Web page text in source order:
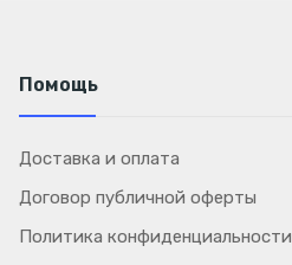
Помощь
Доставка и оплата
Договор публичной оферты
Политика конфиденциальности